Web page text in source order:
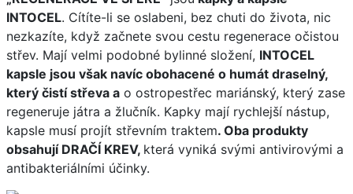
INTOCEL. Cítíte-li se oslabeni, bez chuti do života, nic
nezkazíte, když začnete svou cestu regenerace očistou
střev. Mají velmi podobné bylinné složení, INTOCEL
kapsle jsou však navíc obohacené o humát draselný,
který čistí střeva a o ostropestřec mariánský, který zase
regeneruje játra a žlučník. Kapky mají rychlejší nástup,
kapsle musí projít střevním traktem. Oba produkty
obsahují DRAČÍ KREV, která vyniká svými antivirovými a
antibakteriálními účinky.